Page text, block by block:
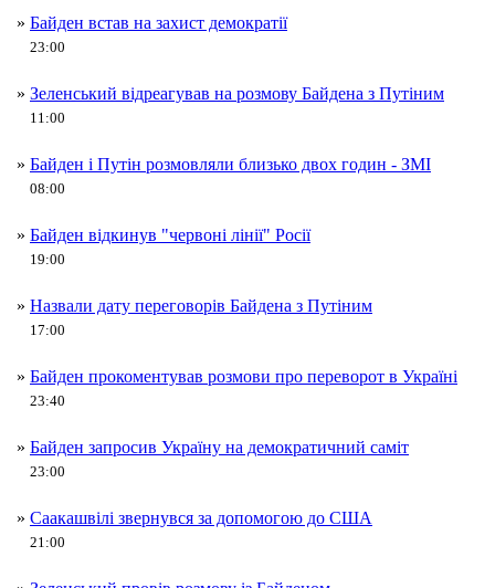
» Байден встав на захист демократії
23:00
» Зеленський відреагував на розмову Байдена з Путіним
11:00
» Байден і Путін розмовляли близько двох годин - ЗМІ
08:00
» Байден відкинув "червоні лінії" Росії
19:00
» Назвали дату переговорів Байдена з Путіним
17:00
» Байден прокоментував розмови про переворот в Україні
23:40
» Байден запросив Україну на демократичний саміт
23:00
» Саакашвілі звернувся за допомогою до США
21:00